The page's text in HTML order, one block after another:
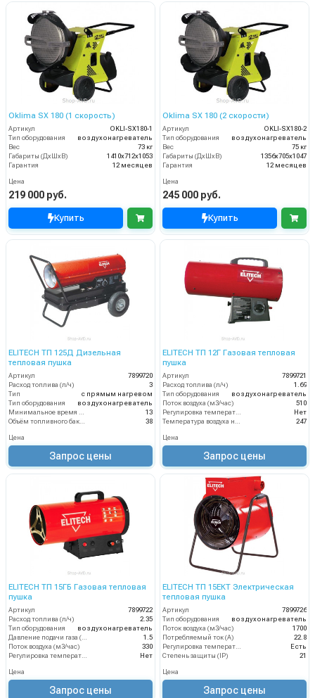
Oklima SX 180 (1 скорость)
Артикул
OKLI-SX180-1
Тип оборудования
воздухонагреватель
Вес
73 кг
Габариты (ДхШхВ)
1410х712х1053
Гарантия
12 месяцев
Цена
219 000 руб.
Купить
Oklima SX 180 (2 скорости)
Артикул
OKLI-SX180-2
Тип оборудования
воздухонагреватель
Вес
75 кг
Габариты (ДхШхВ)
1356x705x1047
Гарантия
12 месяцев
Цена
245 000 руб.
Купить
ELITECH ТП 125Д Дизельная
тепловая пушка
Артикул
7899720
Расход топлива (л/ч)
3
Тип
с прямым нагревом
Тип оборудования
воздухонагреватель
13
38
Цена
Запрос цены
ELITECH ТП 12Г Газовая тепловая
пушка
Артикул
7899721
Расход топлива (л/ч)
1.69
Тип оборудования
воздухонагреватель
Поток воздуха (м3/час)
510
Нет
247
Цена
Запрос цены
ELITECH ТП 15ГБ Газовая тепловая
пушка
Артикул
7899722
Расход топлива (л/ч)
2.35
Тип оборудования
воздухонагреватель
Давление подачи газа (бар)
1.5
Поток воздуха (м3/час)
330
Регулировка температуры термостатом
Нет
Цена
Запрос цены
ELITECH ТП 15ЕКТ Электрическая
тепловая пушка
Артикул
7899726
Тип оборудования
воздухонагреватель
Поток воздуха (м3/час)
1700
Потребляемый ток (А)
22.8
Регулировка температуры термостатом
Есть
Степень защиты (IP)
21
Цена
Запрос цены